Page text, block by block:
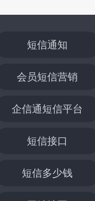
短信通知
会员短信营销
企信通短信平台
短信接口
短信多少钱